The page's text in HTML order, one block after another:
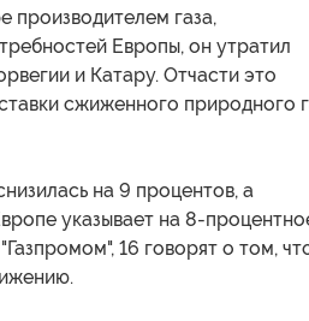
производителем газа,
Европы, он утратил
и Катару. Отчасти это
сжиженного природного
на 9 процентов, а
указывает на 8-
16 говорят о том,